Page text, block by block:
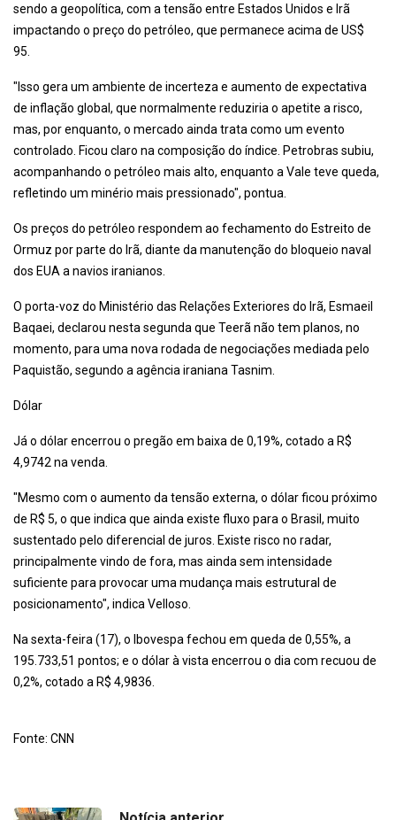
sendo a geopolítica, com a tensão entre Estados Unidos e Irã
impactando o preço do petróleo, que permanece acima de US$
95.
"Isso gera um ambiente de incerteza e aumento de expectativa
de inflação global, que normalmente reduziria o apetite a risco,
mas, por enquanto, o mercado ainda trata como um evento
controlado. Ficou claro na composição do índice. Petrobras subiu,
acompanhando o petróleo mais alto, enquanto a Vale teve queda,
refletindo um minério mais pressionado", pontua.
Os preços do petróleo respondem ao fechamento do Estreito de
Ormuz por parte do Irã, diante da manutenção do bloqueio naval
dos EUA a navios iranianos.
O porta-voz do Ministério das Relações Exteriores do Irã, Esmaeil
Baqaei, declarou nesta segunda que Teerã não tem planos, no
momento, para uma nova rodada de negociações mediada pelo
Paquistão, segundo a agência iraniana Tasnim.
Dólar
Já o dólar encerrou o pregão em baixa de 0,19%, cotado a R$
4,9742 na venda.
"Mesmo com o aumento da tensão externa, o dólar ficou próximo
de R$ 5, o que indica que ainda existe fluxo para o Brasil, muito
sustentado pelo diferencial de juros. Existe risco no radar,
principalmente vindo de fora, mas ainda sem intensidade
suficiente para provocar uma mudança mais estrutural de
posicionamento", indica Velloso.
Na sexta-feira (17), o Ibovespa fechou em queda de 0,55%, a
195.733,51 pontos; e o dólar à vista encerrou o dia com recuou de
0,2%, cotado a R$ 4,9836.
Fonte: CNN